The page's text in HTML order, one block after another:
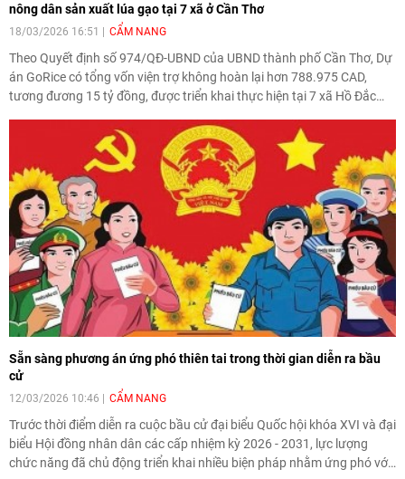
nông dân sản xuất lúa gạo tại 7 xã ở Cần Thơ
18/03/2026 16:51 CẨM NANG
Theo Quyết định số 974/QĐ-UBND của UBND thành phố Cần Thơ, Dự
án GoRice có tổng vốn viện trợ không hoàn lại hơn 788.975 CAD,
tương đương 15 tỷ đồng, được triển khai thực hiện tại 7 xã Hồ Đắc
Phú, thời gian thực hiện khoản viện trợ dự án đến hết năm 2029.
Sẵn sàng phương án ứng phó thiên tai trong thời gian diễn ra bầu
cử
12/03/2026 10:46 CẨM NANG
Trước thời điểm diễn ra cuộc bầu cử đại biểu Quốc hội khóa XVI và đại
biểu Hội đồng nhân dân các cấp nhiệm kỳ 2026 - 2031, lực lượng
chức năng đã chủ động triển khai nhiều biện pháp nhằm ứng phó với